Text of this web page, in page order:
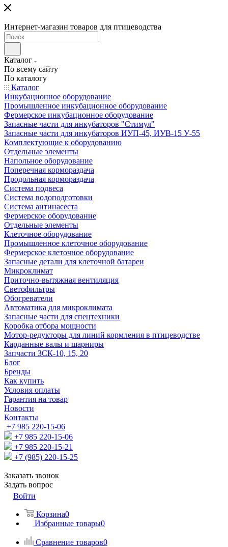
Интернет-магазин товаров для птицеводства
Каталог
По всему сайту
По каталогу
Каталог
Инкубационное оборудование
Промышленное инкубационное оборудование
Фермерское инкубационное оборудование
Запасные части для инкубаторов "Стимул"
Запасные части для инкубаторов ИУП-45, ИУВ-15 У-55
Комплектующие к оборудованию
Отдельные элементы
Напольное оборудование
Поперечная кормораздача
Продольная кормораздача
Система подвеса
Система водоподготовки
Система антинасеста
Фермерское оборудование
Отдельные элементы
Клеточное оборудование
Промышленное клеточное оборудование
Фермерское клеточное оборудование
Запасные детали для клеточной батареи
Микроклимат
Приточно-вытяжная вентиляция
Светофильтры
Обогреватели
Автоматика для микроклимата
Запасные части для спецтехники
Коробка отбора мощности
Мотор-редукторы для линий кормления в птицеводстве
Карданные валы и шарниры
Запчасти ЗСК-10, 15, 20
Блог
Бренды
Как купить
Условия оплаты
Гарантия на товар
Новости
Контакты
+7 985 220-15-06
+7 985 220-15-06
+7 985 220-15-21
+7 (985) 220-15-25
Заказать звонок
Задать вопрос
Войти
Корзина0
Избранные товары0
Сравнение товаров0